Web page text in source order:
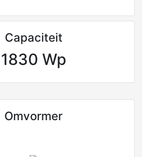
Capaciteit
1830 Wp
Omvormer